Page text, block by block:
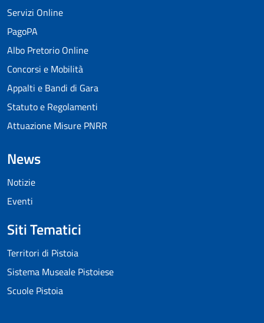
Servizi Online
PagoPA
Albo Pretorio Online
Concorsi e Mobilità
Appalti e Bandi di Gara
Statuto e Regolamenti
Attuazione Misure PNRR
News
Notizie
Eventi
Siti Tematici
Territori di Pistoia
Sistema Museale Pistoiese
Scuole Pistoia